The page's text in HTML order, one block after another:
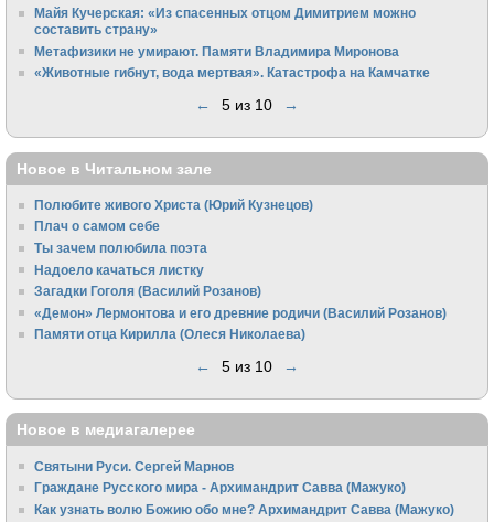
Майя Кучерская: «Из спасенных отцом Димитрием можно
составить страну»
Метафизики не умирают. Памяти Владимира Миронова
«Животные гибнут, вода мертвая». Катастрофа на Камчатке
← 5 из 10 →
Новое в Читальном зале
Полюбите живого Христа (Юрий Кузнецов)
Плач о самом себе
Ты зачем полюбила поэта
Надоело качаться листку
Загадки Гоголя (Василий Розанов)
«Демон» Лермонтова и его древние родичи (Василий Розанов)
Памяти отца Кирилла (Олеся Николаева)
← 5 из 10 →
Новое в медиагалерее
Святыни Руси. Сергей Марнов
Граждане Русского мира - Архимандрит Савва (Мажуко)
Как узнать волю Божию обо мне? Архимандрит Савва (Мажуко)